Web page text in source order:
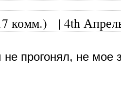
комм.) | 4th
прогонял, не мое